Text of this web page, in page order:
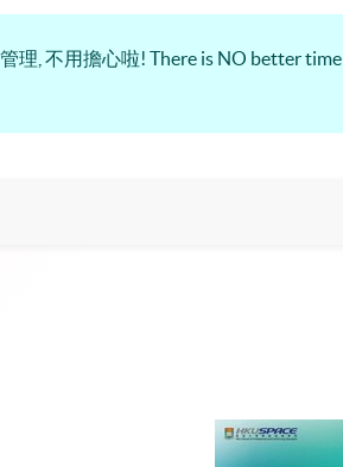
理, 不用擔心啦! There is NO better time